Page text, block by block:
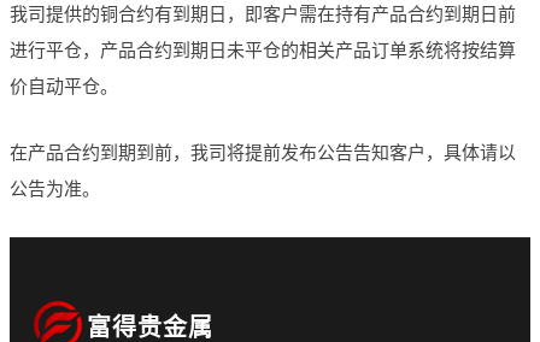
我司提供的铜合约有到期日，即客户需在持有产品合约到期日前
进行平仓，产品合约到期日未平仓的相关产品订单系统将按结算
价自动平仓。
在产品合约到期到前，我司将提前发布公告告知客户，具体请以
公告为准。
富得贵金属